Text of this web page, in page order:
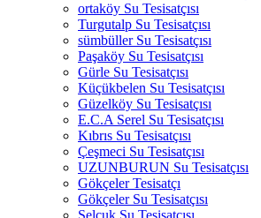
ortaköy Su Tesisatçısı
Turgutalp Su Tesisatçısı
sümbüller Su Tesisatçısı
Paşaköy Su Tesisatçısı
Gürle Su Tesisatçısı
Küçükbelen Su Tesisatçısı
Güzelköy Su Tesisatçısı
E.C.A Serel Su Tesisatçısı
Kıbrıs Su Tesisatçısı
Çeşmeci Su Tesisatçısı
UZUNBURUN Su Tesisatçısı
Gökçeler Tesisatçı
Gökçeler Su Tesisatçısı
Selçuk Su Tesisatçısı